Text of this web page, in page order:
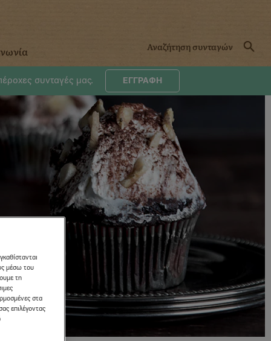
συνταγές μας. ΕΓΓΡΑΦΗ
μέσω του
τη
στα
επιλέγοντας